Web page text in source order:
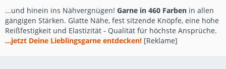
...und hinein ins Nähvergnügen! Garne in 460 Farben in allen
gängigen Stärken. Glatte Nähe, fest sitzende Knöpfe, eine hohe
Reißfestigkeit und Elastizität - Qualität für höchste Ansprüche.
...jetzt Deine Lieblingsgarne entdecken! [Reklame]